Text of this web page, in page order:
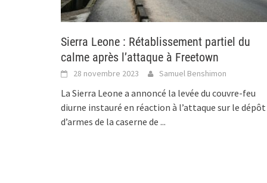
Sierra Leone : Rétablissement partiel du
calme après l’attaque à Freetown
28 novembre 2023 Samuel Benshimon
La Sierra Leone a annoncé la levée du couvre-feu
diurne instauré en réaction à l’attaque sur le dépôt
d’armes de la caserne de ...